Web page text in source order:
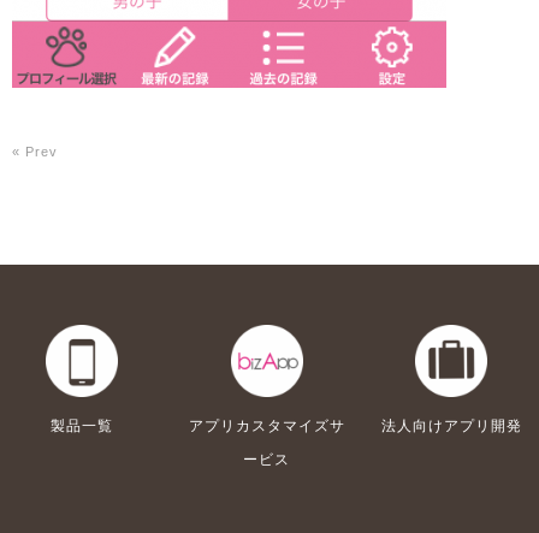
« Prev
製品一覧
アプリカスタマイズサ
ービス
法人向けアプリ開発